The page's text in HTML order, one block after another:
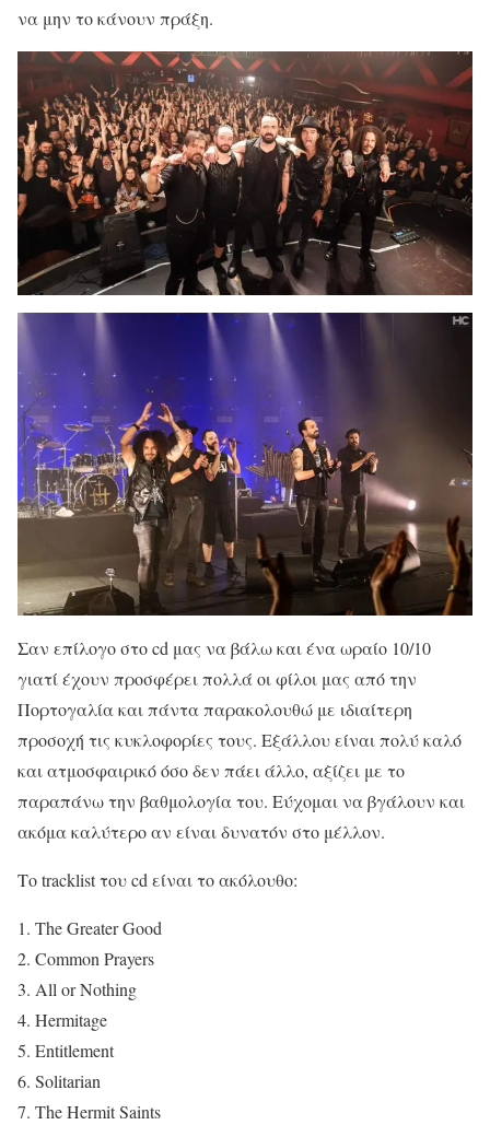
να μην το κάνουν πράξη.
Σαν επίλογο στο cd μας να βάλω και ένα ωραίο 10/10
γιατί έχουν προσφέρει πολλά οι φίλοι μας από την
Πορτογαλία και πάντα παρακολουθώ με ιδιαίτερη
προσοχή τις κυκλοφορίες τους. Εξάλλου είναι πολύ καλό
και ατμοσφαιρικό όσο δεν πάει άλλο, αξίζει με το
παραπάνω την βαθμολογία του. Εύχομαι να βγάλουν και
ακόμα καλύτερο αν είναι δυνατόν στο μέλλον.
Το tracklist του cd είναι το ακόλουθο:
1. The Greater Good
2. Common Prayers
3. All or Nothing
4. Hermitage
5. Entitlement
6. Solitarian
7. The Hermit Saints